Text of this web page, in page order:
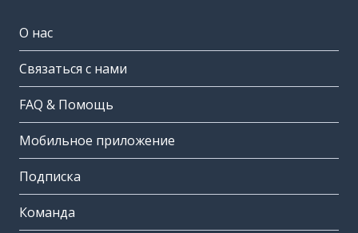
О нас
Связаться с нами
FAQ & Помощь
Мобильное приложение
Подписка
Команда